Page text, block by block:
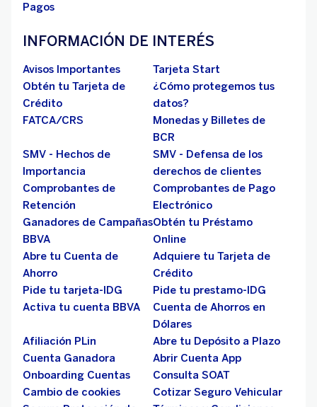
Pagos
INFORMACIÓN DE INTERÉS
Avisos Importantes
Tarjeta Start
Obtén tu Tarjeta de
Crédito
¿Cómo protegemos tus
datos?
FATCA/CRS
Monedas y Billetes de
BCR
SMV - Hechos de
Importancia
SMV - Defensa de los
derechos de clientes
Comprobantes de
Retención
Comprobantes de Pago
Electrónico
Ganadores de Campañas
BBVA
Obtén tu Préstamo
Online
Abre tu Cuenta de
Ahorro
Adquiere tu Tarjeta de
Crédito
Pide tu tarjeta-IDG
Pide tu prestamo-IDG
Activa tu cuenta BBVA
Cuenta de Ahorros en
Dólares
Afiliación PLin
Abre tu Depósito a Plazo
Cuenta Ganadora
Abrir Cuenta App
Onboarding Cuentas
Consulta SOAT
Cambio de cookies
Cotizar Seguro Vehicular